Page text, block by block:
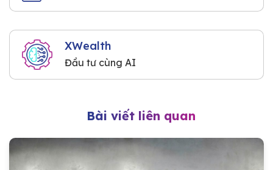
XWealth
Đầu tư cùng AI
Bài viết liên quan